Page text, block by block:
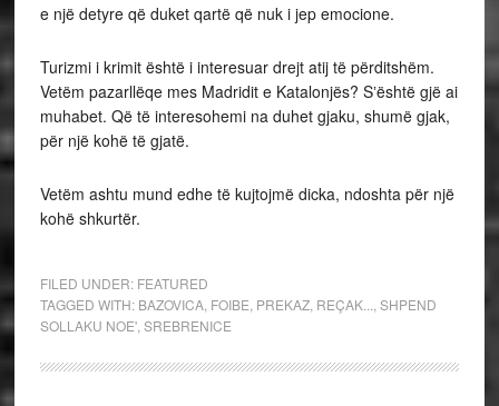
e një detyre që duket qartë që nuk i jep emocione.
Turizmi i krimit është i interesuar drejt atij të përditshëm.
Vetëm pazarllëqe mes Madridit e Katalonjës? Sʼështë gjë ai
muhabet. Që të interesohemi na duhet gjaku, shumë gjak,
për një kohë të gjatë.
Vetëm ashtu mund edhe të kujtojmë dicka, ndoshta për një
kohë shkurtër.
FILED UNDER: FEATURED
TAGGED WITH: BAZOVICA, FOIBE PREKAZ, REÇAK...
SHPEND
SOLLAKU NOE', SREBRENICE